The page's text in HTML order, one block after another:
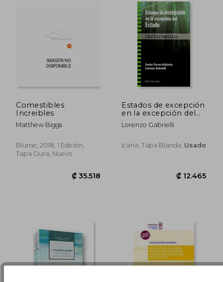
Comestibles
Increibles
Matthew Biggs
Blume, 2018, 1 Edición,
Tapa Dura, Nuevo
Estados de excepción
en la excepción del
estado
Lorenzo Gabrielli
Icaria, Tapa Blanda, Usado